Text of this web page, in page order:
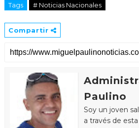
Tags # Noticias Nacionales
Compartir
Paulino
Soy un joven
a través de